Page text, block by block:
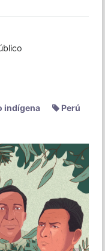
indígena
Perú